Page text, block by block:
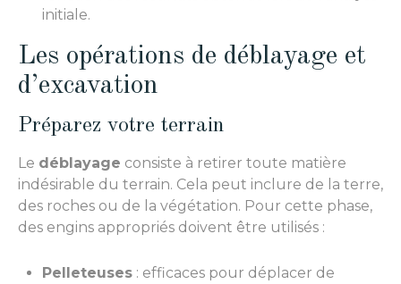
initiale.
Les opérations de déblayage et
d’excavation
Préparez votre terrain
Le déblayage consiste à retirer toute matière
indésirable du terrain. Cela peut inclure de la terre,
des roches ou de la végétation. Pour cette phase,
des engins appropriés doivent être utilisés :
Pelleteuses : efficaces pour déplacer de